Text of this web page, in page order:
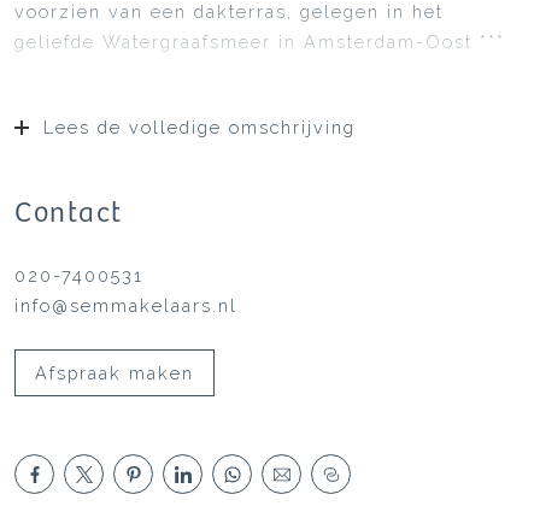
voorzien van een dakterras, gelegen in het
geliefde Watergraafsmeer in Amsterdam-Oost ***
Lees de volledige omschrijving
Contact
020-7400531
info@semmakelaars.nl
Afspraak maken